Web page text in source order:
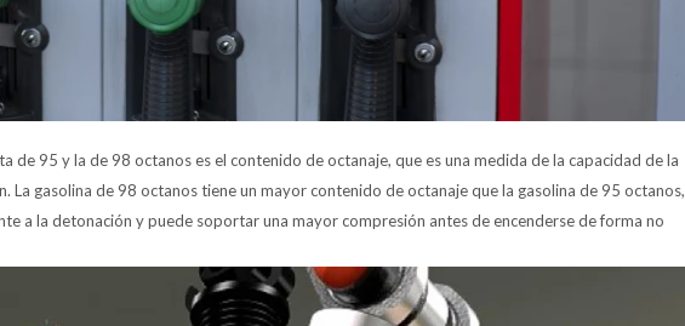
de 95 y la de 98 octanos es el contenido de octanaje, que es una medida de la capacidad de la
La gasolina de 98 octanos tiene un mayor contenido de octanaje que la gasolina de 95 octanos,
a la detonación y puede soportar una mayor compresión antes de encenderse de forma no